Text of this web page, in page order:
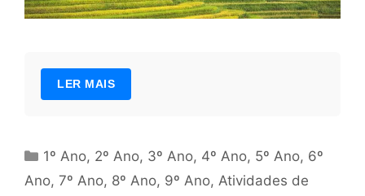
LER MAIS
Categorias
1º Ano, 2º Ano, 3º Ano, 4º Ano, 5º Ano, 6º
Ano, 7º Ano, 8º Ano, 9º Ano, Atividades de